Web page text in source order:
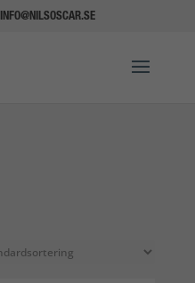
INFO@NILSOSCAR.SE